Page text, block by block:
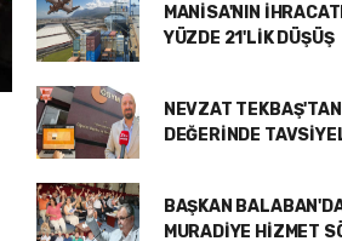
MANİSA'NIN
YÜZDE 21'LİK DÜŞÜŞ
NEVZAT
DEĞERİNDE
BAŞKAN
MURADİYE HİZMET